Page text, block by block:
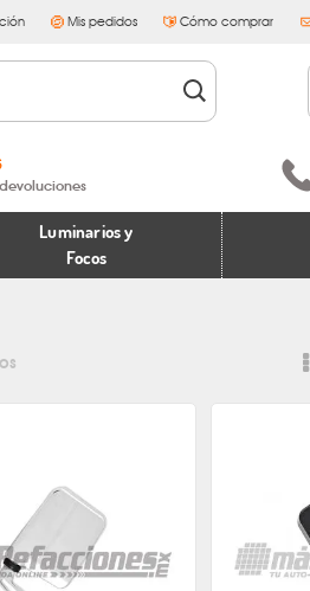
Mis pedidos Cómo comprar
Luminarios y
Focos